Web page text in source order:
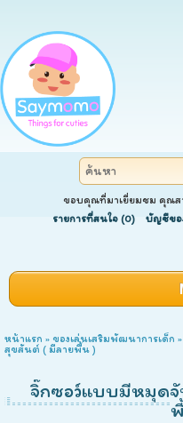
ขอบคุณที่มาเยี่ยมชม คุณส
รายการที่สนใจ (0)
บัญชีขอ
หน้าแรก » ของเล่นเสริมพัฒนาการเด็ก
สุขสันต์ ( มีลายพื้น )
จิ๊กซอว์แบบมีหมุด